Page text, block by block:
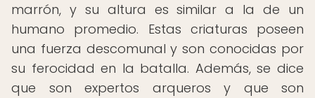
marrón, y su altura es similar a la de un
humano promedio. Estas criaturas poseen
una fuerza descomunal y son conocidas por
su ferocidad en la batalla. Además, se dice
que son expertos arqueros y que son